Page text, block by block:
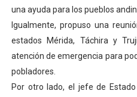
una ayuda para los pueblos
Igualmente, propuso una
estados Mérida, Táchira y
atención de emergencia para
pobladores.
Por otro lado, el jefe de